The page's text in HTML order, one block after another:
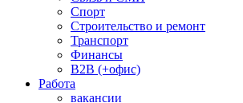
Спорт
Строительство и ремонт
Транспорт
Финансы
B2B (+офис)
Работа
вакансии